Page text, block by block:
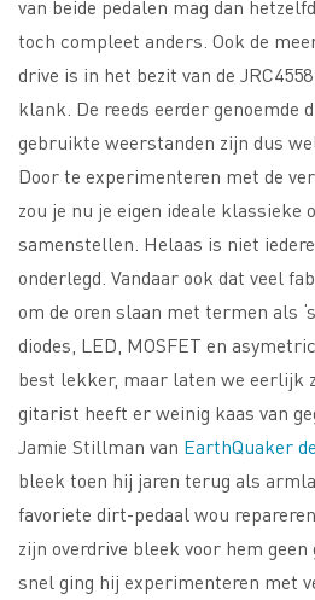
van beide pedalen mag dan
toch compleet anders. Ook de
drive is in het bezit van de
klank. De reeds eerder genoemde
gebruikte weerstanden zijn dus
Door te experimenteren met de
zou je nu je eigen ideale klassieke
samenstellen. Helaas is niet
onderlegd. Vandaar ook dat veel
om de oren slaan met termen als
diodes, LED, MOSFET en
best lekker, maar laten we eerlijk
gitarist heeft er weinig kaas van
Jamie Stillman van EarthQuaker
bleek toen hij jaren terug als
favoriete dirt-pedaal wou
zijn overdrive bleek voor hem
snel ging hij experimenteren met